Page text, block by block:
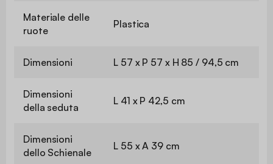
Materiale delle
ruote
Plastica
Dimensioni L 57 x P 57 x H 85 / 94,5 cm
Dimensioni
della seduta
L 41 x P 42,5 cm
Dimensioni
dello Schienale
L 55 x A 39 cm